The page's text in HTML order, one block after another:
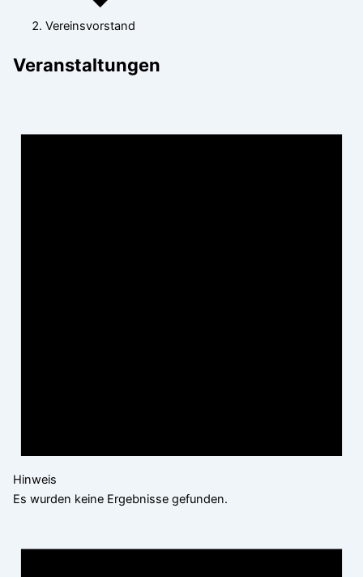
Vereinsvorstand
Veranstaltungen
Hinweis
Es wurden keine Ergebnisse gefunden.